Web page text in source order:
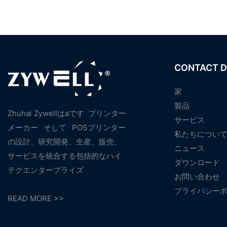
Zhuhai Zywellはaです プリンター
メーカー
そして
POSプリンター
の設計、研究開発、生産、販売、
サービスを統合する包括的なハイ
テクエンタープライズ
READ MORE >>
CONTACT
家
製品
サービス
私たちについて
ニュース
ダウンロード
お問い合わせ
プライバシー